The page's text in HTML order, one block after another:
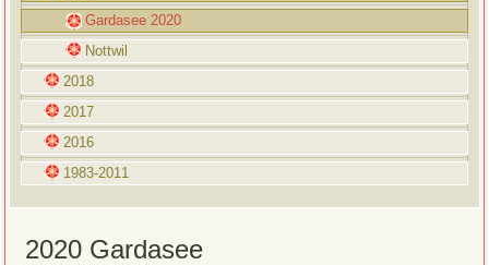
Gardasee 2020
Nottwil
2018
2017
2016
1983-2011
2020 Gardasee